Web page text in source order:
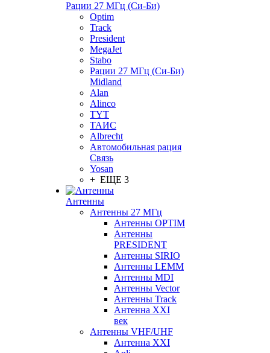
Рации 27 МГц (Си-Би)
Optim
Track
President
MegaJet
Stabo
Рации 27 МГц (Си-Би)
Midland
Alan
Alinco
TYT
ТАИС
Albrecht
Автомобильная рация
Связь
Yosan
+ ЕЩЕ 3
Антенны
Антенны 27 МГц
Антенны OPTIM
Антенны
PRESIDENT
Антенны SIRIO
Антенны LEMM
Антенны MDI
Антенны Vector
Антенны Track
Антенна XXI
век
Антенны VHF/UHF
Антенна XXI